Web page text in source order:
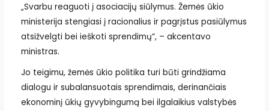
„Svarbu reaguoti į asociacijų siūlymus. Žemės ūkio
ministerija stengiasi į racionalius ir pagrįstus pasiūlymus
atsižvelgti bei ieškoti sprendimų“, – akcentavo
ministras.
Jo teigimu, žemės ūkio politika turi būti grindžiama
dialogu ir subalansuotais sprendimais, derinančiais
ekonominį ūkių gyvybingumą bei ilgalaikius valstybės